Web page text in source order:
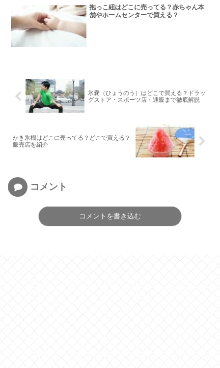
抱っこ紐はどこに売ってる？赤ちゃん本
舗やホームセンターで買える？
氷嚢（ひょうのう）はどこで買える？ドラッ
グストア・スポーツ店・通販まで徹底解説
かき氷機はどこに売ってる？どこで買える？
販売店を紹介
コメント
コメントを書き込む